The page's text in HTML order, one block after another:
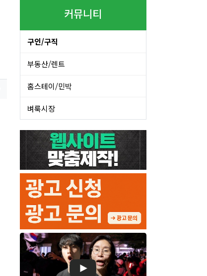
커뮤니티
구인/구직
부동산/렌트
홈스테이/민박
벼룩시장